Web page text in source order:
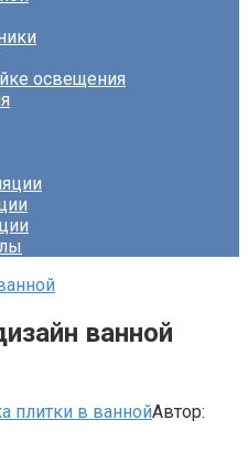
освещения
ванной
плитки в ваннойАвтор: